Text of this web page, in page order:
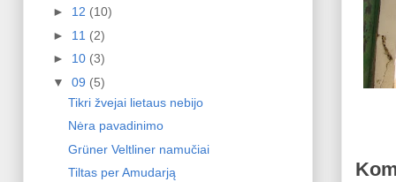
► 12 (10)
► 11 (2)
► 10 (3)
▼ 09 (5)
Tikri žvejai lietaus nebijo
Nėra pavadinimo
Grüner Veltliner namučiai
Tiltas per Amudarją